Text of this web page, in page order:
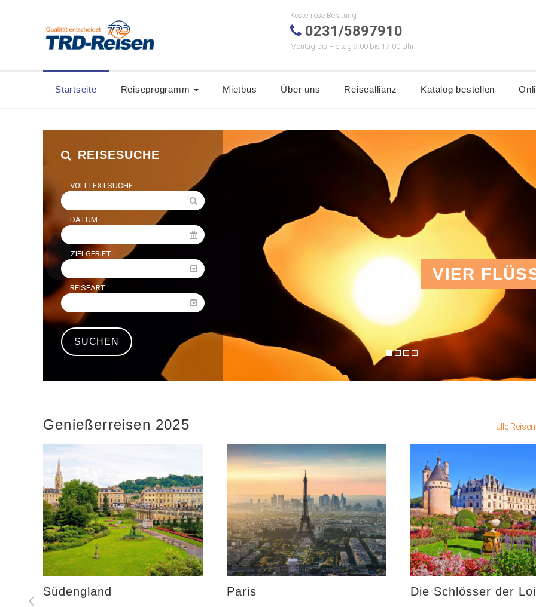
Kostenlose Beratung
0231/5897910
Montag bis Freitag 9:00 bis 17:00 Uhr
Startseite Reiseprogramm Mietbus Über uns Reiseallianz Katalog bestellen
REISESUCHE
VOLLTEXTSUCHE
DATUM
ZIELGEBIET
REISEART
VIER
Genießerreisen 2025 alle
Südengland Paris Die Schlösser der